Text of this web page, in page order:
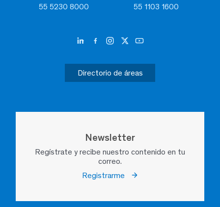
55 5230 8000 55 1103 1600
Directorio de áreas
Newsletter
Regístrate y recibe nuestro contenido en tu
correo.
Registrarme